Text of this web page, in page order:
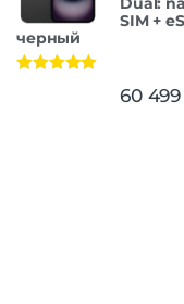
SIM +
черный
60 499